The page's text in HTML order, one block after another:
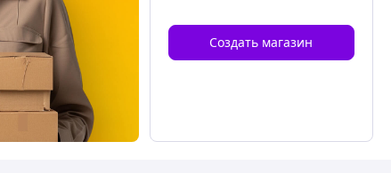
Создать магазин